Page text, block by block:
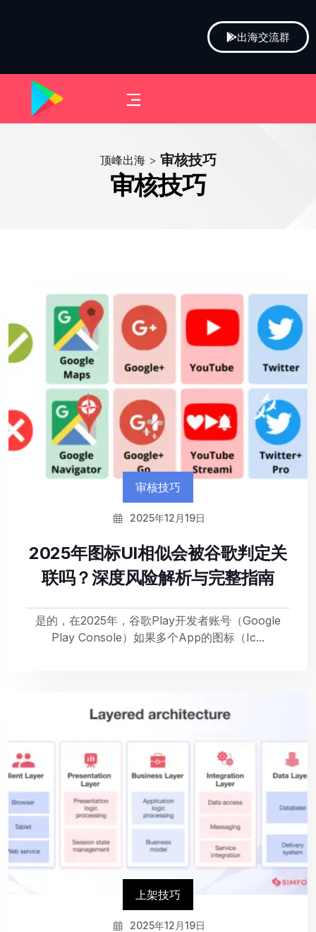
出海交流群
顶峰出海 > 审核技巧
审核技巧
审核技巧
2025年12月19日
2025年图标UI相似会被谷歌判定关
联吗？深度风险解析与完整指南
是的，在2025年，谷歌Play开发者账号（Google
Play Console）如果多个App的图标（Ic...
上架技巧
2025年12月19日